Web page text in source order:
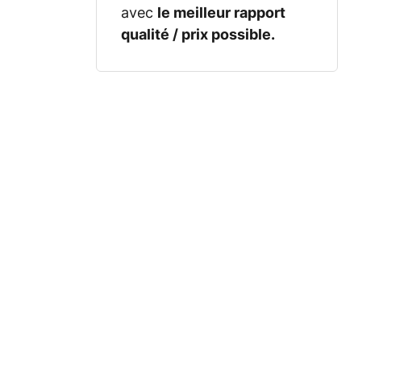
avec
le meilleur rapport
qualité / prix possible.